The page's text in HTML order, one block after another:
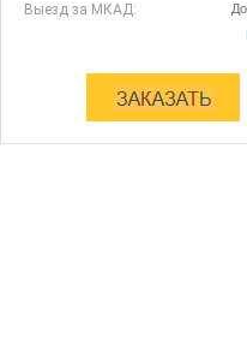
Выезд за МКАД: